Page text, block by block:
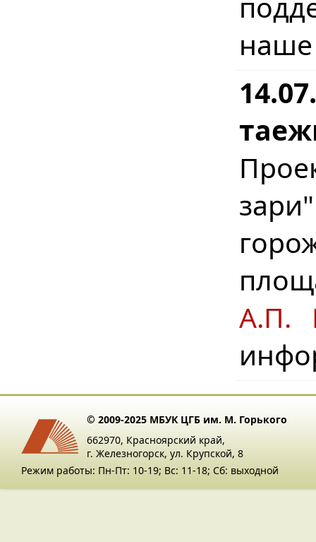
А.П.
© 2009-2025 МБУК ЦГБ им. М. Горького
662970, Красноярский край,
г. Железногорск, ул. Крупской, 8
Режим работы: Пн-Пт: 10-19; Вс: 11-18; Сб: выходной